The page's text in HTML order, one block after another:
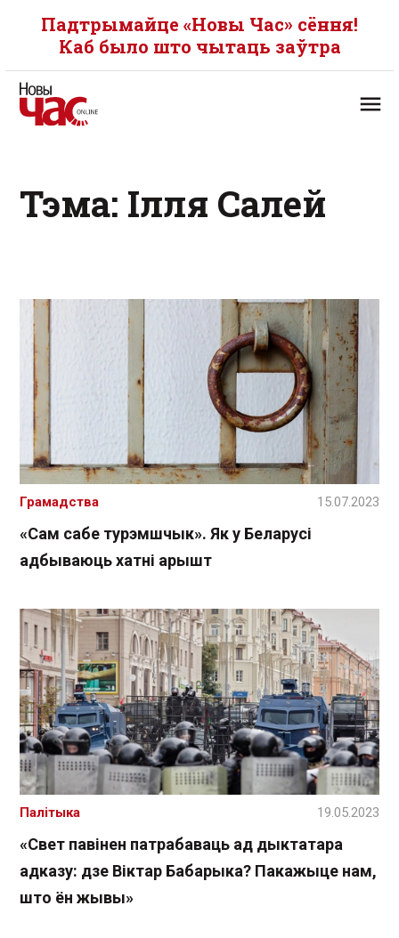
Падтрымайце «Новы Час» сёння!
Каб было што чытаць заўтра
Тэма: Ілля Салей
«Сам сабе турэмшчык». Як у Беларусі
адбываюць хатні арышт
Грамадства 15.07.2023
«Свет павінен патрабаваць ад дыктатара
адказу: дзе Віктар Бабарыка? Пакажыце нам,
што ён жывы»
Палітыка 19.05.2023